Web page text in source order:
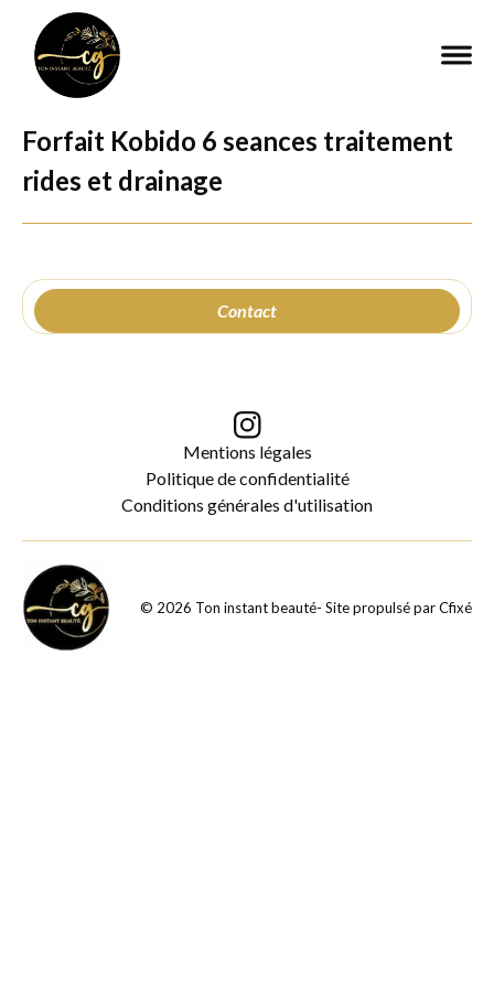
Forfait Kobido 6 seances traitement
rides et drainage
Contact
Mentions légales
Politique de confidentialité
Conditions générales d'utilisation
© 2026 Ton instant beauté- Site propulsé parCfixé